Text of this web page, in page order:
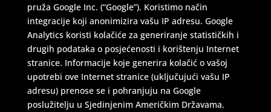
pruža Google Inc. (“Google”). Koristimo način
integracije koji anonimizira vašu IP adresu. Google
Analytics koristi kolačiće za generiranje statističkih i
drugih podataka o posjećenosti i korištenju Internet
stranice. Informacije koje generira kolačić o vašoj
upotrebi ove Internet stranice (uključujući vašu IP
adresu) prenose se i pohranjuju na Google
poslužitelju u Sjedinjenim Američkim Državama.